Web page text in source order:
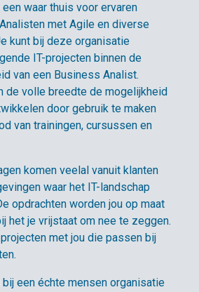
waar thuis voor ervaren
met Agile en diverse
kunt bij deze organisatie
IT-projecten binnen de
van een Business Analist.
de volle breedte de mogelijkheid
door gebruik te maken
van trainingen, cursussen en
komen veelal vanuit klanten
waar het IT-landschap
opdrachten worden jou op maat
het je vrijstaat om nee te zeggen.
met jou die passen bij
een échte mensen organisatie